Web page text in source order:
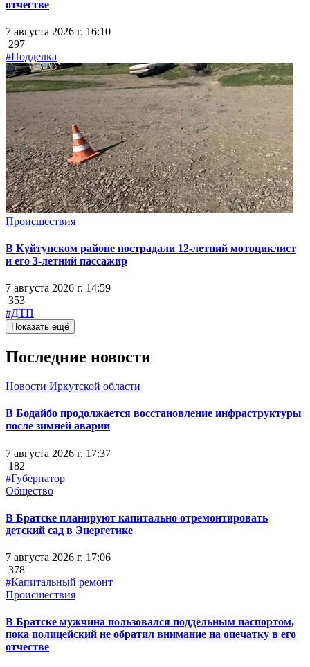
отчестве
7 августа 2026 г. 16:10
297
#Подделка
Происшествия
В Куйтунском районе пострадали 12-летний мотоциклист
и его 3-летний пассажир
7 августа 2026 г. 14:59
353
#ДТП
Показать ещё
Последние новости
Новости Иркутской области
В Бодайбо продолжается восстановление инфраструктуры
после зимней аварии
7 августа 2026 г. 17:37
182
#Губернатор
Общество
В Братске планируют капитально отремонтировать
детский сад в Энергетике
7 августа 2026 г. 17:06
378
#Капитальный ремонт
Происшествия
В Братске мужчина пользовался поддельным паспортом,
пока полицейский не обратил внимание на опечатку в его
отчестве